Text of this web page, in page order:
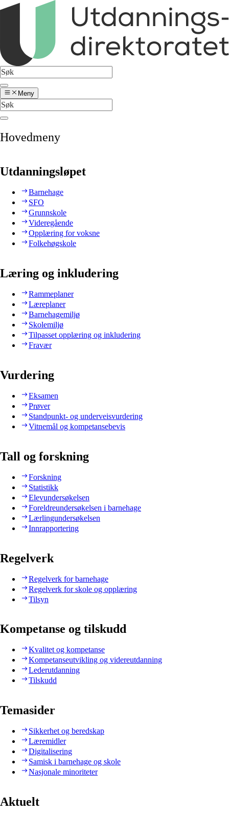
Meny
Hovedmeny
Utdanningsløpet
Barnehage
SFO
Grunnskole
Videregående
Opplæring for voksne
Folkehøgskole
Læring og inkludering
Rammeplaner
Læreplaner
Barnehagemiljø
Skolemiljø
Tilpasset opplæring og inkludering
Fravær
Vurdering
Eksamen
Prøver
Standpunkt- og underveisvurdering
Vitnemål og kompetansebevis
Tall og forskning
Forskning
Statistikk
Elevundersøkelsen
Foreldreundersøkelsen i barnehage
Lærlingundersøkelsen
Innrapportering
Regelverk
Regelverk for barnehage
Regelverk for skole og opplæring
Tilsyn
Kompetanse og tilskudd
Kvalitet og kompetanse
Kompetanseutvikling og videreutdanning
Lederutdanning
Tilskudd
Temasider
Sikkerhet og beredskap
Læremidler
Digitalisering
Samisk i barnehage og skole
Nasjonale minoriteter
Aktuelt